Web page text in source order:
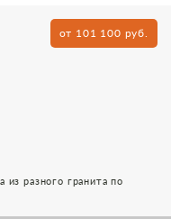
от 101 100 руб.
разного гранита по